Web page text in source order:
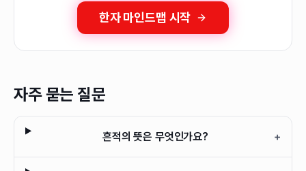
한자 마인드맵 시작
자주 묻는 질문
흔적의 뜻은 무엇인가요? +